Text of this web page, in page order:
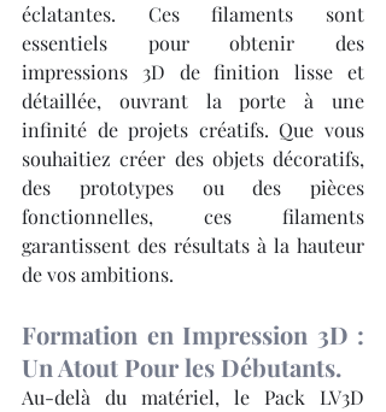
éclatantes. Ces filaments sont
essentiels pour obtenir des
impressions 3D de finition lisse et
détaillée, ouvrant la porte à une
infinité de projets créatifs. Que vous
souhaitiez créer des objets décoratifs,
des prototypes ou des pièces
fonctionnelles, ces filaments
garantissent des résultats à la hauteur
de vos ambitions.
Formation en Impression 3D :
Un Atout Pour les Débutants.
Au-delà du matériel, le Pack LV3D